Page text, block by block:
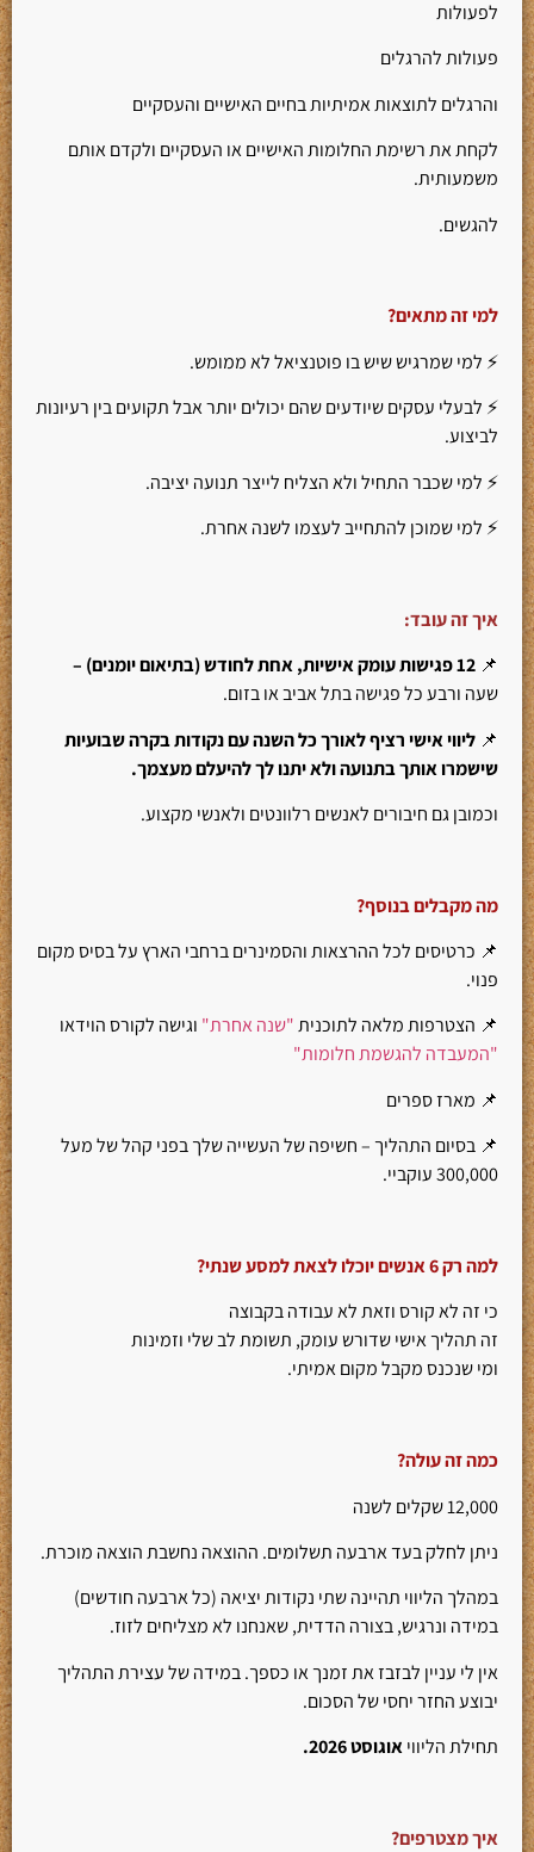
לפעולות
פעולות להרגלים
והרגלים לתוצאות אמיתיות בחיים האישיים והעסקיים
לקחת את רשימת החלומות האישיים או העסקיים ולקדם אותם
משמעותית.
להגשים.
למי זה מתאים?
⚡ למי שמרגיש שיש בו פוטנציאל לא ממומש.
⚡ לבעלי עסקים שיודעים שהם יכולים יותר אבל תקועים בין רעיונות
לביצוע.
⚡ למי שכבר התחיל ולא הצליח לייצר תנועה יציבה.
⚡ למי שמוכן להתחייב לעצמו לשנה אחרת.
איך זה עובד:
📌 12 פגישות עומק אישיות, אחת לחודש (בתיאום יומנים) –
שעה ורבע כל פגישה בתל אביב או בזום.
📌 ליווי אישי רציף לאורך כל השנה עם נקודות בקרה שבועיות
שישמרו אותך בתנועה ולא יתנו לך להיעלם מעצמך.
וכמובן גם חיבורים לאנשים רלוונטים ולאנשי מקצוע.
מה מקבלים בנוסף?
📌 כרטיסים לכל ההרצאות והסמינרים ברחבי הארץ על בסיס מקום
פנוי.
📌 הצטרפות מלאה לתוכנית"שנה אחרת" וגישה לקורס הוידאו
"המעבדה להגשמת חלומות"
📌 מארז ספרים
📌 בסיום התהליך – חשיפה של העשייה שלך בפני קהל של מעל
300,000 עוקביי.
למה רק 6 אנשים יוכלו לצאת למסע שנתי
?
כי זה לא קורס וזאת לא עבודה בקבוצה
זה תהליך אישי שדורש עומק, תשומת לב שלי וזמינות
ומי שנכנס מקבל מקום אמיתי.
כמה זה עולה?
12,000 שקלים לשנה
ניתן לחלק בעד ארבעה תשלומים. ההוצאה נחשבת הוצאה מוכרת.
במהלך הליווי תהיינה שתי נקודות יציאה (כל ארבעה חודשים)
במידה ונרגיש, בצורה הדדית, שאנחנו לא מצליחים לזוז.
אין לי עניין לבזבז את זמנך או כספך. במידה של עצירת התהליך
יבוצע החזר יחסי של הסכום.
תחילת הליוויאוגוסט 2026.
איך מצטרפים?